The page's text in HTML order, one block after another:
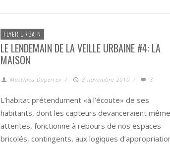
FLYER URBAIN
LE LENDEMAIN DE LA VEILLE URBAINE #4: LA
MAISON
Matthieu Duperrex / 8 novembre 2010 / 3
L’habitat prétendument «à l’écoute» de ses
habitants, dont les capteurs devanceraient
attentes, fonctionne à rebours de nos espaces
bricolés, contingents, aux logiques